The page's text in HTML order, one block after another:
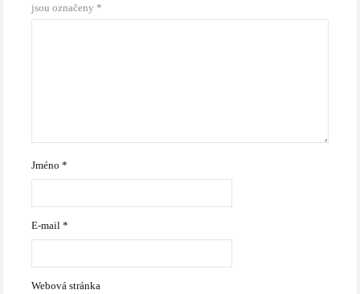
jsou označeny *
Jméno*
E-mail*
Webová stránka